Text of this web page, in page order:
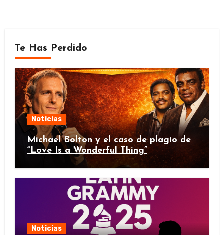
Te Has Perdido
Noticias
Michael Bolton y el caso de plagio de
“Love Is a Wonderful Thing”
Noticias